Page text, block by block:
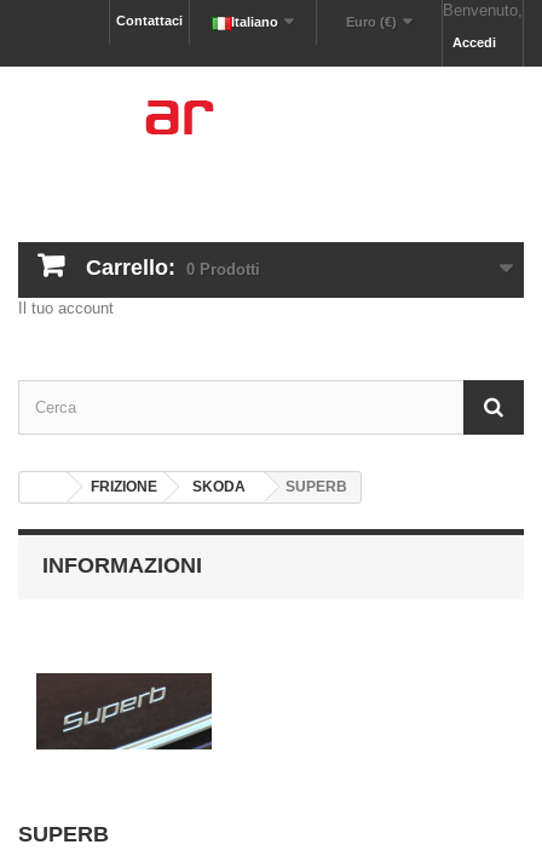
Benvenuto,
Accedi
Euro (€)
Italiano
Contattaci
Carrello: 0 Prodotti
Il tuo account
FRIZIONE SKODA SUPERB
INFORMAZIONI
SUPERB